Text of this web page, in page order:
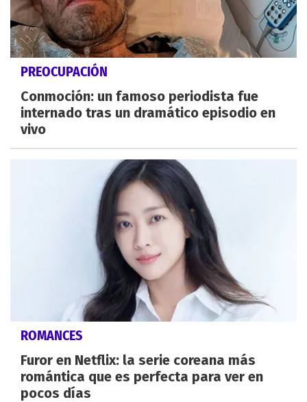
PREOCUPACIÓN
Conmoción: un famoso periodista fue
internado tras un dramático episodio en
vivo
ROMANCES
Furor en Netflix: la serie coreana más
romántica que es perfecta para ver en
pocos días